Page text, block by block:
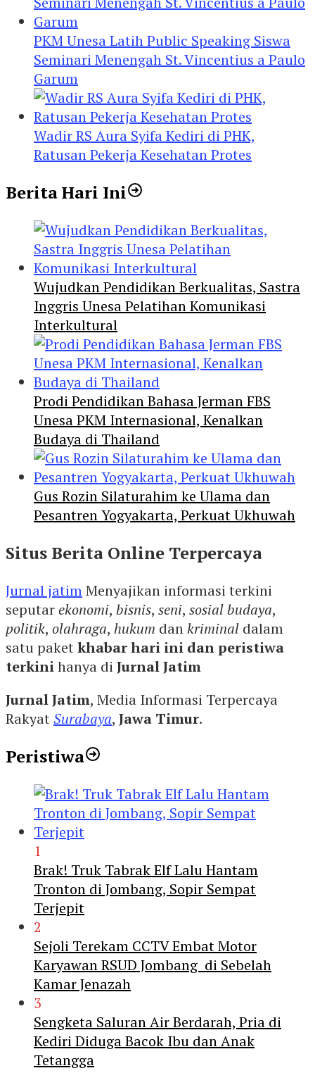
PKM Unesa Latih Public Speaking Siswa
Seminari Menengah St. Vincentius a Paulo
Garum
Wadir RS Aura Syifa Kediri di PHK,
Ratusan Pekerja Kesehatan Protes
Berita Hari Ini
Wujudkan Pendidikan Berkualitas, Sastra
Inggris Unesa Pelatihan Komunikasi
Interkultural
Prodi Pendidikan Bahasa Jerman FBS
Unesa PKM Internasional, Kenalkan
Budaya di Thailand
Gus Rozin Silaturahim ke Ulama dan
Pesantren Yogyakarta, Perkuat Ukhuwah
Situs Berita Online Terpercaya
Jurnal jatimMenyajikan informasi terkini
seputarekonomi, bisnis, seni, sosial budaya,
politik, olahraga, hukum dankriminal dalam
satu paketkhabar hari ini dan peristiwa
terkinihanya di Jurnal Jatim
Jurnal Jatim, Media Informasi Terpercaya
RakyatSurabaya, Jawa Timur.
Peristiwa
1
Brak! Truk Tabrak Elf Lalu Hantam
Tronton di Jombang, Sopir Sempat
Terjepit
2
Sejoli Terekam CCTV Embat Motor
Karyawan RSUD Jombang di Sebelah
Kamar Jenazah
3
Sengketa Saluran Air Berdarah, Pria di
Kediri Diduga Bacok Ibu dan Anak
Tetangga